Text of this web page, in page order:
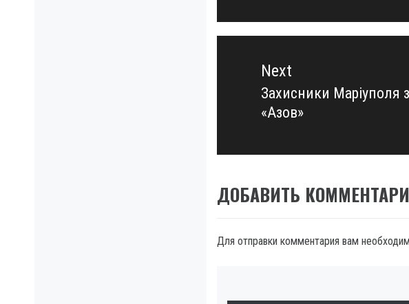
Next
Next
post:
Захисники Маріуполя
«Азов»
ДОБАВИТЬ
Для отправки комментария вам